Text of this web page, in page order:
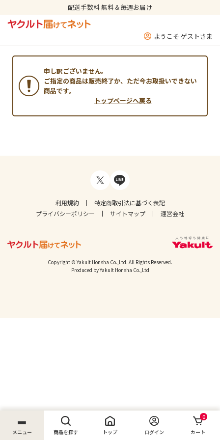
配送手数料 無料＆毎週お届け
ようこそ ゲストさま
メニュー 商品を探す トップ ログイン
0
カート
申し訳ございません。
ご指定の商品は販売終了か、ただ今お取扱いできない
商品です。
トップページへ戻る
利用規約
特定商取引法に基づく表記
プライバシーポリシー
サイトマップ 運営会社
Copyright © Yakult Honsha Co.,Ltd. All Rights Reserved.
Produced by Yakult Honsha Co.,Ltd